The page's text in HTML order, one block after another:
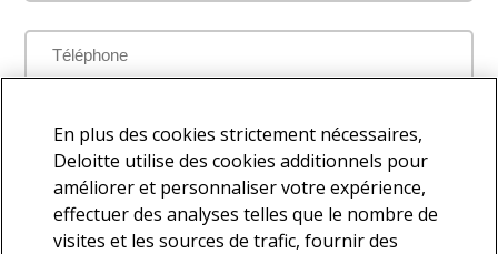
Téléphone
par Deloitte aux fins de répondre à la présente demande
Je souhaite faire partie de la base de contacts Deloitte afin de
En plus des cookies strictement nécessaires,
Deloitte utilise des cookies additionnels pour
améliorer et personnaliser votre expérience,
effectuer des analyses telles que le nombre de
visites et les sources de trafic, fournir des